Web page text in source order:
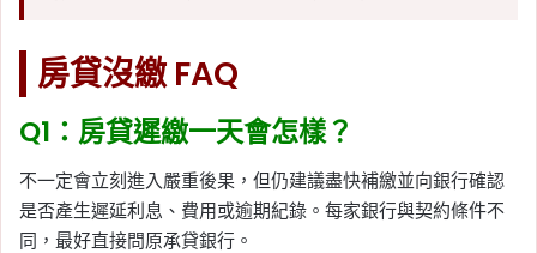
房貸沒繳 FAQ
Q1：房貸遲繳一天會怎樣？
不一定會立刻進入嚴重後果，但仍建議盡快補繳並向銀行確認
是否產生遲延利息、費用或逾期紀錄。每家銀行與契約條件不
同，最好直接問原承貸銀行。